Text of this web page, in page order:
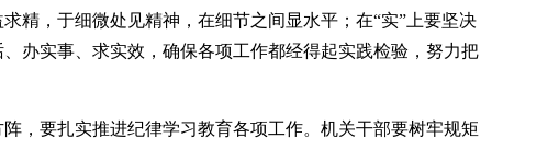
精，于细微处见精神，在细节之间显水平；在“实”上要坚决
办实事、求实效，确保各项工作都经得起实践检验，努力把
，要扎实推进纪律学习教育各项工作。机关干部要树牢规矩